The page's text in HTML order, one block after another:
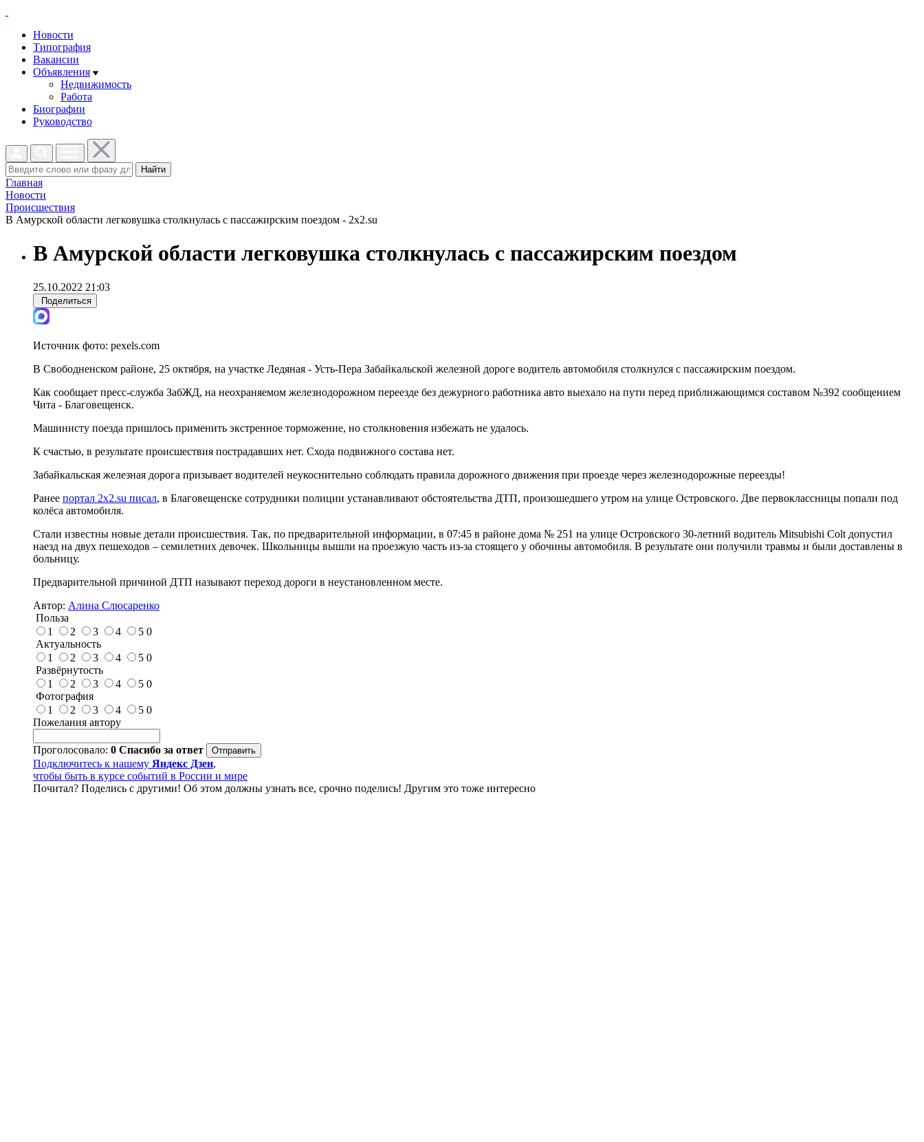
Новости
Типография
Вакансии
Объявления
Недвижимость
Работа
Биографии
Руководство
Найти
Главная
Новости
Проиcшествия
В Амурской области легковушка столкнулась с пассажирским поездом - 2x2.su
В Амурской области легковушка столкнулась с пассажирским поездом
25.10.2022 21:03
Поделиться
Источник фото: pexels.com
В Свободненском районе, 25 октября, на участке Ледяная - Усть-Пера Забайкальской железной дороге водитель автомобиля столкнулся с пассажирским поездом.
Как сообщает пресс-служба ЗабЖД, на неохраняемом железнодорожном переезде без дежурного работника авто выехало на пути перед приближающимся составом №392 сообщением
Чита - Благовещенск.
Машинисту поезда пришлось применить экстренное торможение, но столкновения избежать не удалось.
К счастью, в результате происшествия пострадавших нет. Схода подвижного состава нет.
Забайкальская железная дорога призывает водителей неукоснительно соблюдать правила дорожного движения при проезде через железнодорожные переезды!
Ранее портал 2x2.su писал, в Благовещенске сотрудники полиции устанавливают обстоятельства ДТП, произошедшего утром на улице Островского. Две первоклассницы попали под
колёса автомобиля.
Стали известны новые детали происшествия. Так, по предварительной информации, в 07:45 в районе дома № 251 на улице Островского 30-летний водитель Mitsubishi Colt допустил
наезд на двух пешеходов – семилетних девочек. Школьницы вышли на проезжую часть из-за стоящего у обочины автомобиля. В результате они получили травмы и были доставлены в
больницу.
Предварительной причиной ДТП называют переход дороги в неустановленном месте.
Автор: Алина Слюсаренко
Польза
1
2 3 4 5 0
Актуальность
1
2 3 4 5 0
Развёрнутость
1
2 3 4 5 0
Фотография
1
2 3 4 5 0
Пожелания автору
Проголосовало: 0 Спасибо за ответ
Подключитесь к нашему Яндекс Дзен,
чтобы быть в курсе событий в России и мире
Почитал? Поделись с другими! Об этом должны узнать все, срочно поделись! Другим это тоже интересно